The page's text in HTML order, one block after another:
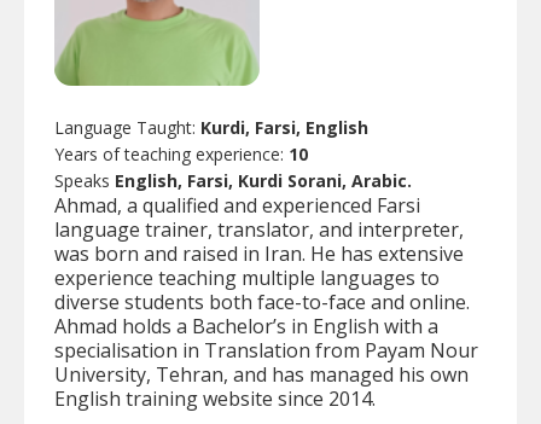
Language Taught: Kurdi, Farsi, English
Years of teaching experience: 10
Speaks English, Farsi, Kurdi Sorani, Arabic.
Ahmad, a qualified and experienced Farsi
language trainer, translator, and interpreter,
was born and raised in Iran. He has extensive
experience teaching multiple languages to
diverse students both face-to-face and online.
Ahmad holds a Bachelor’s in English with a
specialisation in Translation from Payam Nour
University, Tehran, and has managed his own
English training website since 2014.